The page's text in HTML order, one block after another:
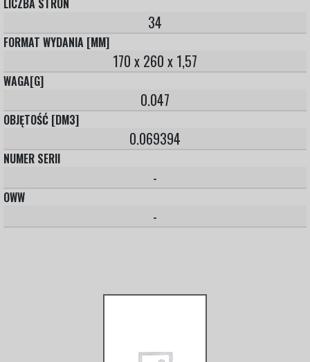
34
FORMAT WYDANIA [MM]
170 x 260 x 1,57
WAGA[G]
0.047
OBJĘTOŚĆ [DM3]
0.069394
NUMER SERII
-
OWW
-